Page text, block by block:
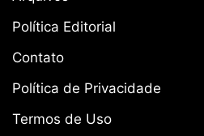
Política Editorial
Contato
Política de Privacidade
Termos de Uso